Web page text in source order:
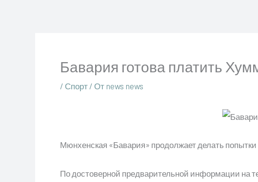
Бавария готова платить
/ Спорт / От news news
Мюнхенская «Бавария» продолжает делать
По достоверной предварительной информации на